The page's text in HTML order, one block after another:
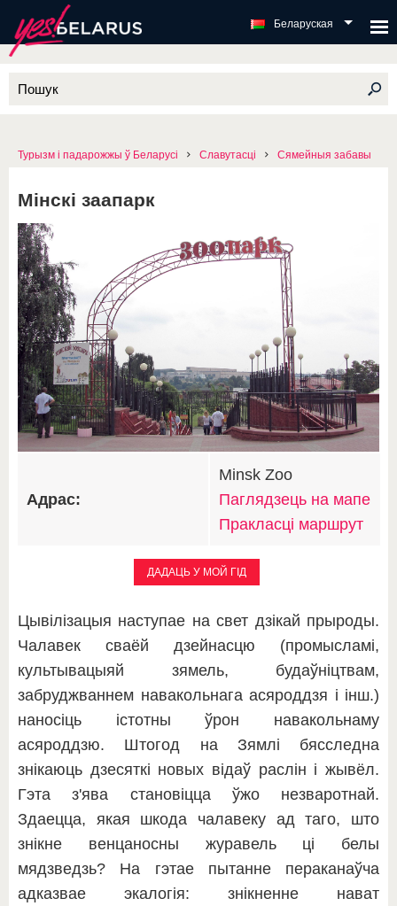
Беларуская
Турызм і падарожжы ў Беларусі Славутасці Сямейныя забавы
Мінскі заапарк
Адрас:
Minsk Zoo
Паглядзець на мапе
Пракласці маршрут
ДАДАЦЬ У МОЙ ГІД
Цывілізацыя наступае на свет дзікай прыроды.
Чалавек сваёй дзейнасцю (промысламі,
культывацыяй зямель, будаўніцтвам,
забруджваннем навакольнага асяроддзя і інш.)
наносіць істотны ўрон навакольнаму
асяроддзю. Штогод на Зямлі бясследна
знікаюць дзесяткі новых відаў раслін і жывёл.
Гэта з'ява становіцца ўжо незваротнай.
Здаецца, якая шкода чалавеку ад таго, што
знікне венцаносны журавель ці белы
мядзведзь? На гэтае пытанне пераканаўча
адказвае экалогія: знікненне нават